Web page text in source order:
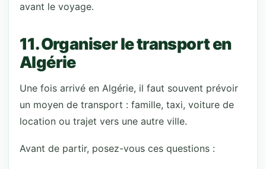
avant le voyage.
11. Organiser le transport en
Algérie
Une fois arrivé en Algérie, il faut souvent prévoir
un moyen de transport : famille, taxi, voiture de
location ou trajet vers une autre ville.
Avant de partir, posez-vous ces questions :